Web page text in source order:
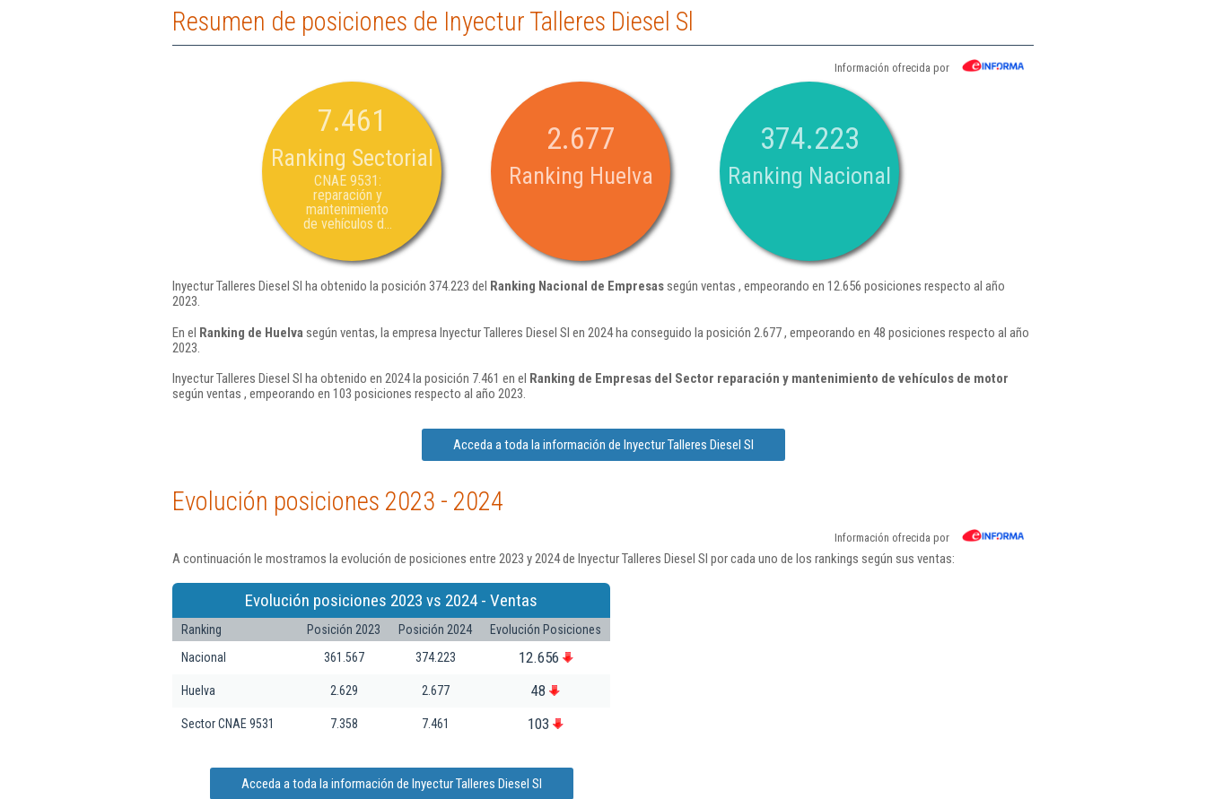
Resumen de posiciones de Inyectur Talleres Diesel Sl
Información ofrecida por
7.461
Ranking Sectorial
CNAE 9531:
reparación y
mantenimiento
de vehículos d...
2.677
Ranking Huelva
374.223
Ranking Nacional
Inyectur Talleres Diesel Sl ha obtenido la posición 374.223 del Ranking Nacional de Empresassegún ventas , empeorando en 12.656 posiciones respecto al año
2023.
En el Ranking de Huelva según ventas, la empresa Inyectur Talleres Diesel Sl en 2024 ha conseguido la posición 2.677 , empeorando en 48 posiciones respecto al año
2023.
Inyectur Talleres Diesel Sl ha obtenido en 2024 la posición 7.461 en el Ranking de Empresas del Sector reparación y mantenimiento de vehículos de motor
según ventas , empeorando en 103 posiciones respecto al año 2023.
Acceda a toda la información de Inyectur Talleres Diesel Sl
Evolución posiciones 2023 - 2024
Información ofrecida por
A continuación le mostramos la evolución de posiciones entre 2023 y 2024 de Inyectur Talleres Diesel Sl por cada uno de los rankings según sus ventas:
Evolución posiciones 2023 vs 2024 - Ventas
Ranking Posición 2023 Posición 2024
Evolución Posiciones
Nacional
361.567 374.223 12.656
Huelva 2.629 2.677 48
Sector CNAE 9531 7.358 7.461 103
Acceda a toda la información de Inyectur Talleres Diesel Sl